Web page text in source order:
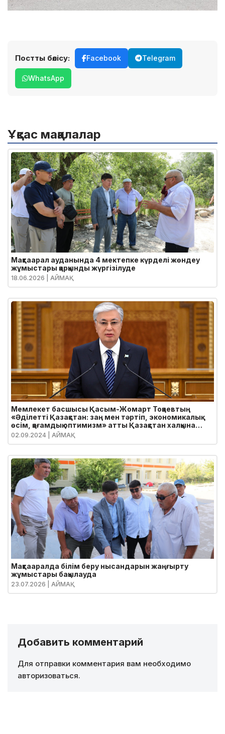
Постты бөлісу: Facebook Telegram
WhatsApp
Ұқсас мақалалар
Мақтаарал ауданында 4 мектепке күрделі жөндеу
жұмыстары қарқынды жүргізілуде
18.06.2026 | АЙМАҚ
Мемлекет басшысы Қасым-Жомарт Тоқаевтың
«Әділетті Қазақстан: заң мен тәртіп, экономикалық
өсім, қоғамдық оптимизм» атты Қазақстан халқына
Жолдауы
02.09.2024 | АЙМАҚ
Мақтааралда білім беру нысандарын жаңғырту
жұмыстары бақылауда
23.07.2026 | АЙМАҚ
Добавить комментарий
Для отправки комментария вам необходимо
авторизоваться.